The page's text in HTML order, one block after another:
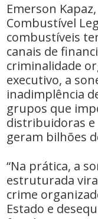
Emerson
Combustível
combustíveis
canais de
criminalidade
executivo, a
inadimplência
grupos que
distribuidoras e
geram bilhões
“Na prática, a
estruturada
crime
Estado e